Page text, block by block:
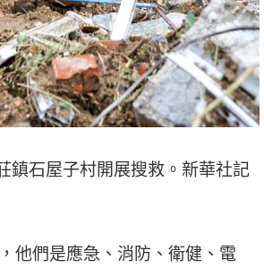
鎮石屋子村開展搜救。新華社記
他們是應急、消防、衛健、電